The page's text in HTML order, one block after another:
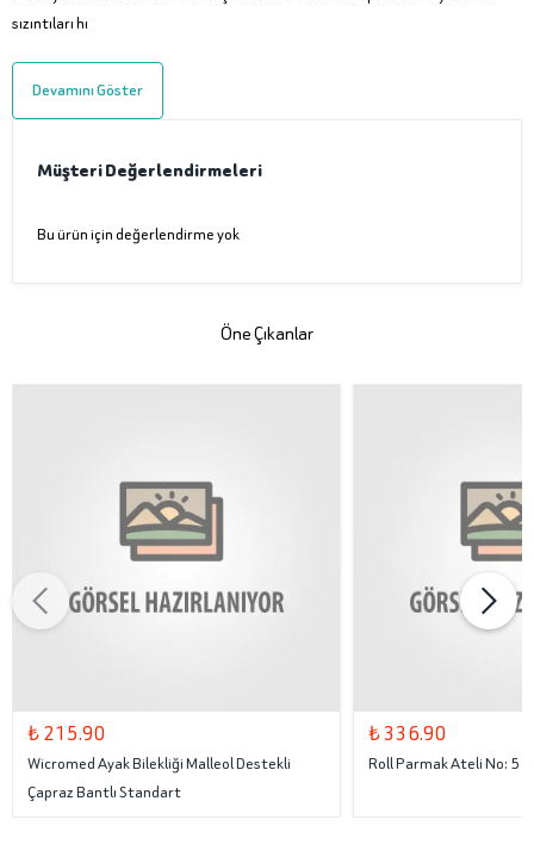
sızıntıları hı
Devamını Göster
Müşteri Değerlendirmeleri
Bu ürün için değerlendirme yok
Öne Çıkanlar
₺ 215.90
Wicromed Ayak Bilekliği Malleol Destekli
Çapraz Bantlı Standart
₺ 336.90
Roll Parmak Ateli No: 5